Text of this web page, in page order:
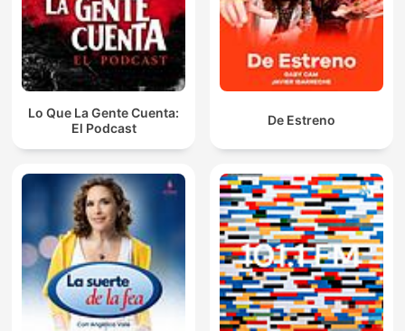
Lo Que La Gente Cuenta:
El Podcast
De Estreno